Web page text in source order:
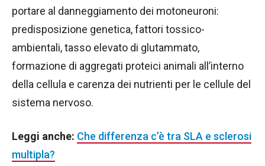
portare al danneggiamento dei motoneuroni:
predisposizione genetica, fattori tossico-
ambientali, tasso elevato di glutammato,
formazione di aggregati proteici animali all’interno
della cellula e carenza dei nutrienti per le cellule del
sistema nervoso.
Leggi anche: Che differenza c’è tra SLA e sclerosi
multipla?